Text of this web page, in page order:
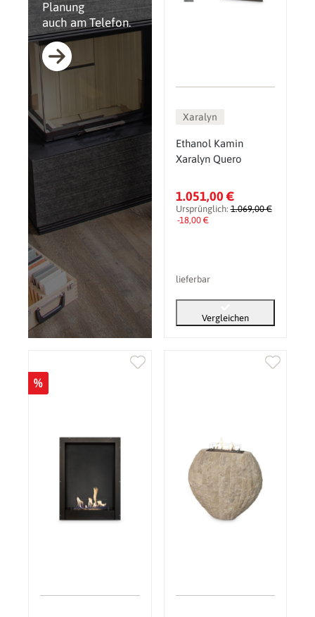
Planung
auch am Telefon.
Xaralyn
Ethanol Kamin
Xaralyn Quero
1.051,00 €
Ursprünglich:1.069,00 €
-18,00 €
lieferbar
Vergleichen
%